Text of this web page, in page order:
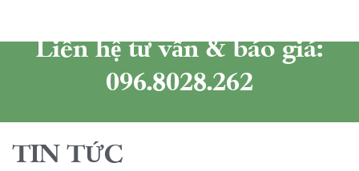
Liên hệ tư vấn & báo giá:
096.8028.262
TIN TỨC